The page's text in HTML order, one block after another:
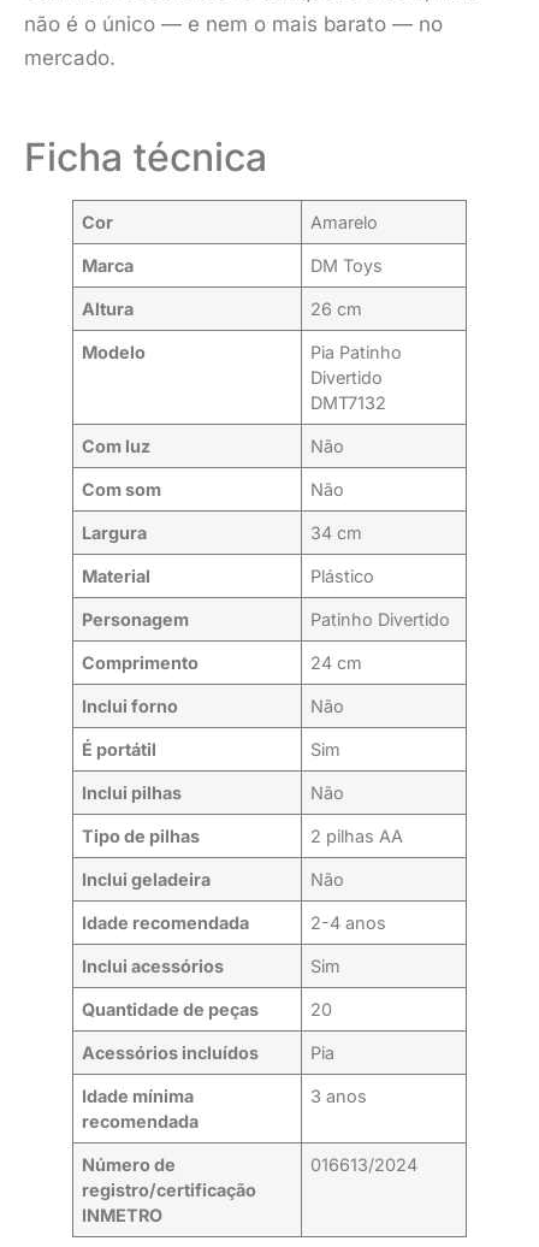
não é o único — e nem o mais barato — no
mercado.
Ficha técnica
Cor Amarelo
Marca DM Toys
Altura 26 cm
Modelo
Pia Patinho
Divertido
DMT7132
Com luz Não
Com som Não
Largura 34 cm
Material Plástico
Personagem Patinho Divertido
Comprimento 24 cm
Inclui forno Não
É portátil Sim
Inclui pilhas Não
Tipo de pilhas 2 pilhas AA
Inclui geladeira Não
Idade recomendada 2-4 anos
Inclui acessórios Sim
Quantidade de peças 20
Acessórios incluídos Pia
Idade mínima
recomendada
3 anos
Número de
registro/certificação
INMETRO
016613/2024